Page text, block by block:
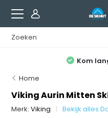
Kom
Home
Viking Aurin Mitten
Merk:Viking Bekijk alles